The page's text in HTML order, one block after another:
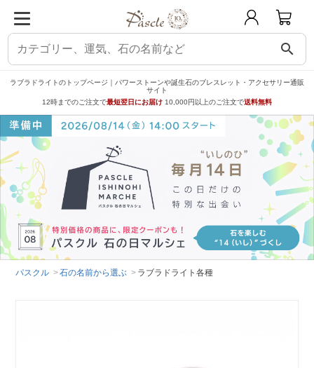
search
ラブラドライトのトップページ｜パワーストーンや誕生石のブレスレット・アクセサリー通販
サイト
12時までのご注文で最短翌日にお届け 10,000円以上のご注文で送料無料
パスクル 石の名前から選ぶ ラブラドライト各種